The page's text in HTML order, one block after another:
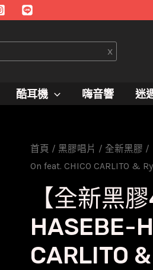
x
酷耳機 嗨音響 迷
首頁 / 黑膠唱片 / 全新黑膠 /
On feat. CHICO CARLITO &
【全新黑
HASEBE-
CARLITO